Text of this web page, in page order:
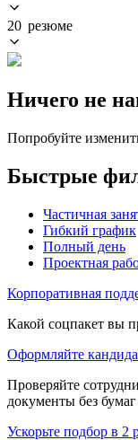
20 резюме
Ничего не
Попробуйте
Быстрые
Частичная
Гибкий график
Полный день
Проектная
Корпоративная
Какой соцпакет вы
Оформляйте
Проверяйте
документы без
Ускорьте подбор в 2